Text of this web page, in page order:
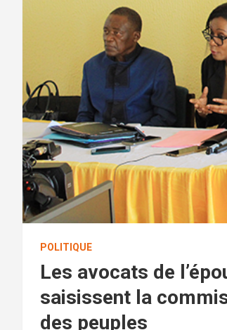
POLITIQUE
Les avocats de
saisissent la
des peuples